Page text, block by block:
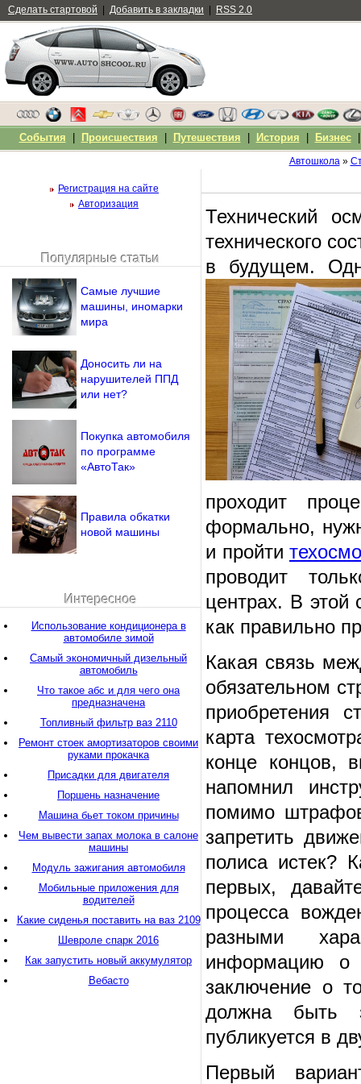
Автошкола»
Технический
технического
в будущем.
проходит
формально,
и пройти
проводит
центрах. В этой
как правильно
Какая связь
обязательном
приобретения
карта
конце концов,
напомнил
помимо
запретить
полиса истек?
первых,
процесса
разными
информацию о
заключение о
должна быть
публикуется в
Первый
Регистрация на сайте
Авторизация
Напомнить пароль?
Популярные статьи
Самые лучшие
машины, иномарки
мира
Доносить ли на
нарушителей ППД
или нет?
Покупка автомобиля
по программе
«АвтоТак»
Правила обкатки
новой машины
Интересное
Использование кондиционера в
автомобиле зимой
Самый экономичный дизельный
автомобиль
Что такое абс и для чего она
предназначена
Топливный фильтр ваз 2110
Ремонт стоек амортизаторов своими
руками прокачка
Присадки для двигателя
Поршень назначение
Машина бьет током причины
Чем вывести запах молока в салоне
машины
Модуль зажигания автомобиля
Мобильные приложения для
водителей
Какие сиденья поставить на ваз 2109
Шевроле спарк 2016
Как запустить новый аккумулятор
Вебасто
Сделать стартовой Добавить в закладки RSS 2.0
События Происшествия Путешествия История Бизнес